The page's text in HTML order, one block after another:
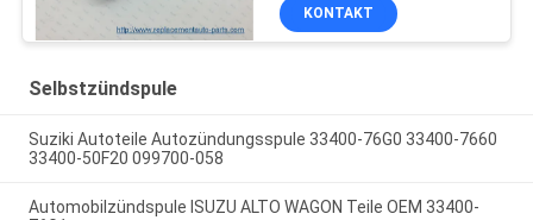
KONTAKT
Selbstzündspule
Suziki Autoteile Autozündungsspule 33400-76G0 33400-7660
33400-50F20 099700-058
Automobilzündspule ISUZU ALTO WAGON Teile OEM 33400-